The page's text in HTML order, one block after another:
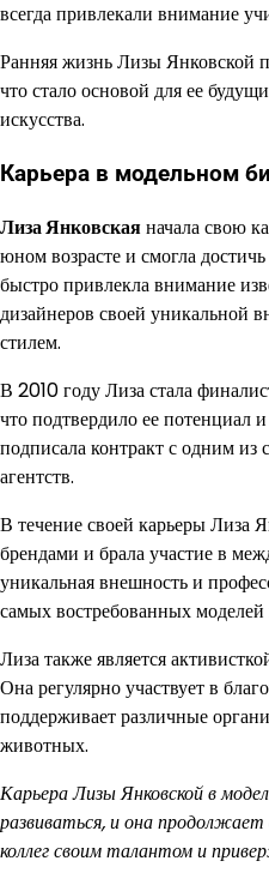
всегда привлекали внимание
Ранняя жизнь Лизы Янковской
что стало основой для ее
искусства.
Карьера в модельном
Лиза Янковскаяначала свою
юном возрасте и смогла
быстро привлекла внимание
дизайнеров своей уникальной
стилем.
В 2010 году Лиза стала
что подтвердило ее потенциал
подписала контракт с одним
агентств.
В течение своей карьеры Лиза
брендами и брала участие в
уникальная внешность и
самых востребованных
Лиза также является
Она регулярно участвует в
поддерживает различные
животных.
Карьера Лизы Янковской в
развиваться, и она продолжает
коллег своим талантом и